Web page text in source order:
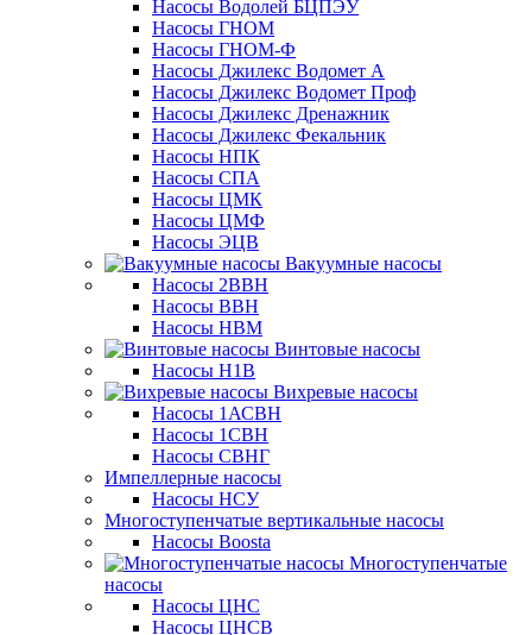
Насосы Водолей БЦПЭУ
Насосы ГНОМ
Насосы ГНОМ-Ф
Насосы Джилекс Водомет А
Насосы Джилекс Водомет Проф
Насосы Джилекс Дренажник
Насосы Джилекс Фекальник
Насосы НПК
Насосы СПА
Насосы ЦМК
Насосы ЦМФ
Насосы ЭЦВ
Вакуумные насосы
Насосы 2ВВН
Насосы ВВН
Насосы НВМ
Винтовые насосы
Насосы Н1В
Вихревые насосы
Насосы 1АСВН
Насосы 1СВН
Насосы СВНГ
Импеллерные насосы
Насосы НСУ
Многоступенчатые вертикальные насосы
Насосы Boosta
Многоступенчатые
насосы
Насосы ЦНС
Насосы ЦНСВ